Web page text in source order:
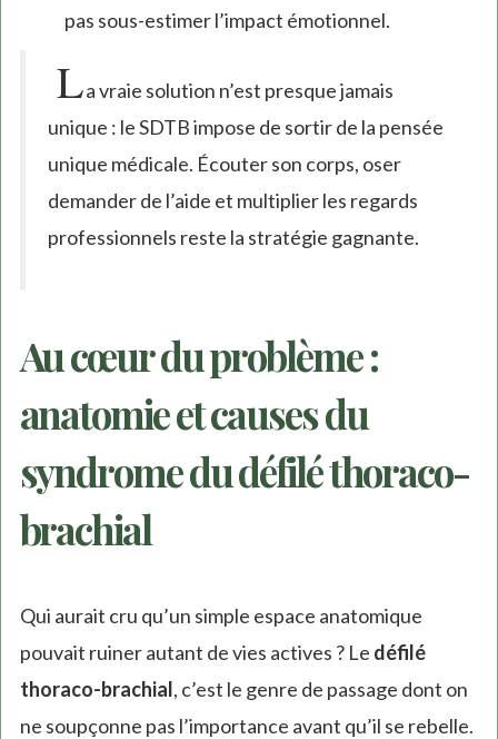
pas sous-estimer l’impact émotionnel.
La vraie solution n’est presque jamais
unique : le SDTB impose de sortir de la pensée
unique médicale. Écouter son corps, oser
demander de l’aide et multiplier les regards
professionnels reste la stratégie gagnante.
Au cœur du problème :
anatomie et causes du
syndrome du défilé thoraco-
brachial
Qui aurait cru qu’un simple espace anatomique
pouvait ruiner autant de vies actives ? Le défilé
thoraco-brachial, c’est le genre de passage dont on
ne soupçonne pas l’importance avant qu’il se rebelle.